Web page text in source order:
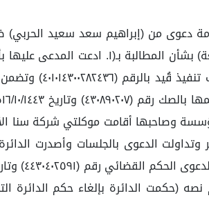
دعوى من (إبراهيم سعد سعيد الحربي)
الخليج) المقيدة في المحكمة التجارية بالرياض برقم (٤٣٩٥٦٦١٢١) وتاريخ ١٤٤٣/١٢/٢٩هـ والمنظورة لدى
قامت بتحرير سند لأمر مؤرخ في ١٧/٠٤/٢٠١٩ بمبلغ قدرة
وصاحبها أقامت موكلتي شركة سنا
لرد حيازة السند لأمر وتداولت الدعوى بالجلسات
(حكمت الدائرة بإلغاء حكم الدائرة